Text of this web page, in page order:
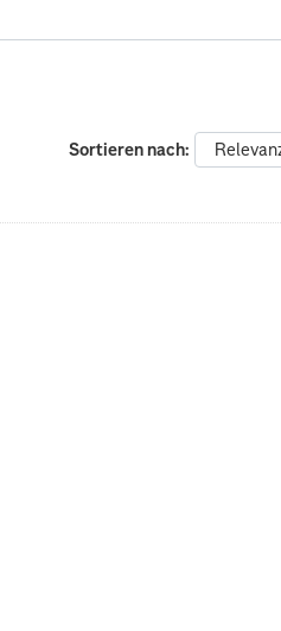
Sortieren nach